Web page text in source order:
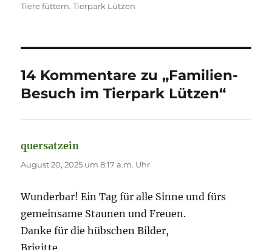
am
Tiere füttern,Tierpark Lützen
14 Kommentare zu „Familien-
Besuch im Tierpark Lützen“
quersatzein
August 20, 2025 um 8:17 a.m. Uhr
Wunderbar! Ein Tag für alle Sinne und fürs
gemeinsame Staunen und Freuen.
Danke für die hübschen Bilder,